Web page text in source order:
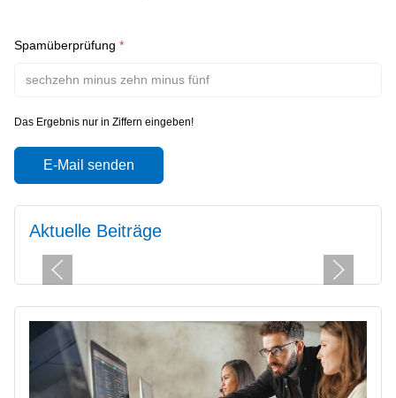
Spamüberprüfung*
Das Ergebnis nur in Ziffern eingeben!
E-Mail senden
Aktuelle Beiträge